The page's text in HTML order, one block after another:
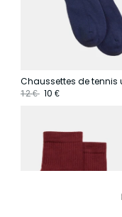
12 € 10 €